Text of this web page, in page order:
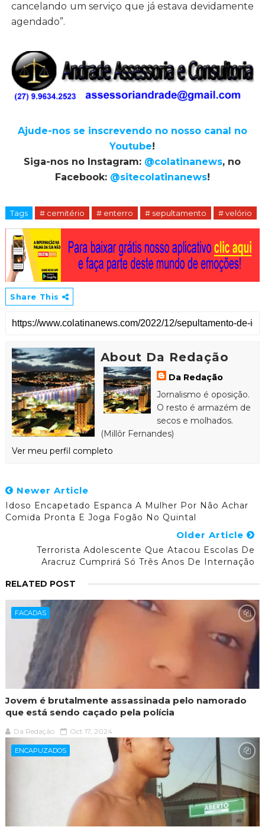
cancelando um serviço que já estava devidamente
agendado”.
Ajude-nos se inscrevendo no nosso canal no
Youtube!
Siga-nos no Instagram: @colatinanews, no
Facebook: @sitecolatinanews!
Tags # cemitério # enterro # sepultamento # velório
Share This
About Da Redação
Da Redação
Jornalismo é oposição.
O resto é armazém de
secos e molhados.
(Millôr Fernandes)
Ver meu perfil completo
Newer Article
Idoso Encapetado Espanca A Mulher Por Não Achar
Comida Pronta E Joga Fogão No Quintal
Older Article
Terrorista Adolescente Que Atacou Escolas De
Aracruz Cumprirá Só Três Anos De Internação
RELATED POST
FACADAS
Jovem é brutalmente assassinada pelo namorado
que está sendo caçado pela polícia
Da Redação Oct 17, 2024
ENCAPUZADOS